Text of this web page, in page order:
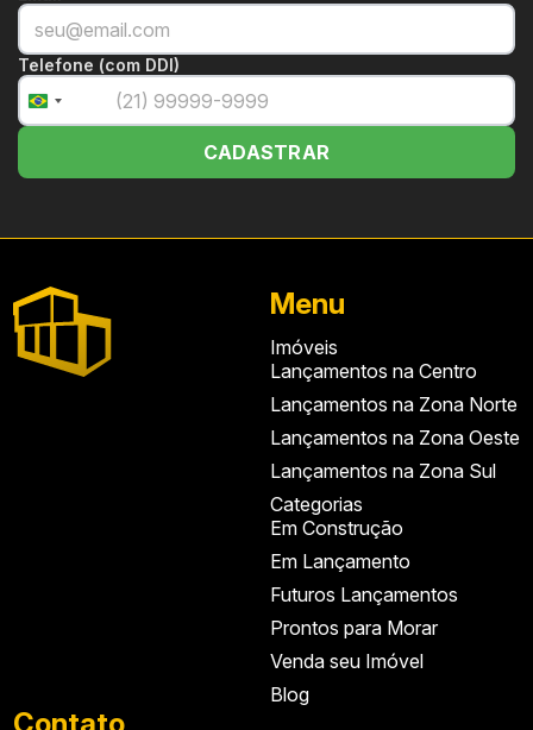
Plantas inteligentes
Suítes confortáveis
Materiais e acabamentos
Estrutura condominial
Telefone (com DDI)
Brazil
+55
CADASTRAR
Menu
Imóveis
Lançamentos na Centro
Lançamentos na Zona Norte
Lançamentos na Zona Oeste
Lançamentos na Zona Sul
Categorias
Em Construção
Em Lançamento
Futuros Lançamentos
Prontos para Morar
Venda seu Imóvel
Blog